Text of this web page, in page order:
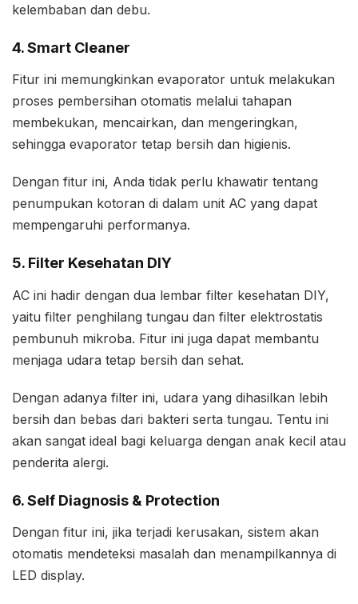
kelembaban dan debu.
4. Smart Cleaner
Fitur ini memungkinkan evaporator untuk melakukan
proses pembersihan otomatis melalui tahapan
membekukan, mencairkan, dan mengeringkan,
sehingga evaporator tetap bersih dan higienis.
Dengan fitur ini, Anda tidak perlu khawatir tentang
penumpukan kotoran di dalam unit AC yang dapat
mempengaruhi performanya.
5. Filter Kesehatan DIY
AC ini hadir dengan dua lembar filter kesehatan DIY,
yaitu filter penghilang tungau dan filter elektrostatis
pembunuh mikroba. Fitur ini juga dapat membantu
menjaga udara tetap bersih dan sehat.
Dengan adanya filter ini, udara yang dihasilkan lebih
bersih dan bebas dari bakteri serta tungau. Tentu ini
akan sangat ideal bagi keluarga dengan anak kecil atau
penderita alergi.
6. Self Diagnosis & Protection
Dengan fitur ini, jika terjadi kerusakan, sistem akan
otomatis mendeteksi masalah dan menampilkannya di
LED display.